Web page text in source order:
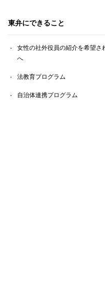
東弁にできること
女性の社外役員の紹介を希望さ
へ
法教育プログラム
自治体連携プログラム